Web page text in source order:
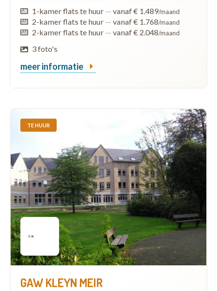
1-kamer flats te huur — vanaf € 1.489/maand
2-kamer flats te huur — vanaf € 1.768/maand
2-kamer flats te huur — vanaf € 2.048/maand
3 foto's
meer informatie
TE HUUR
GAW KLEYN MEIR